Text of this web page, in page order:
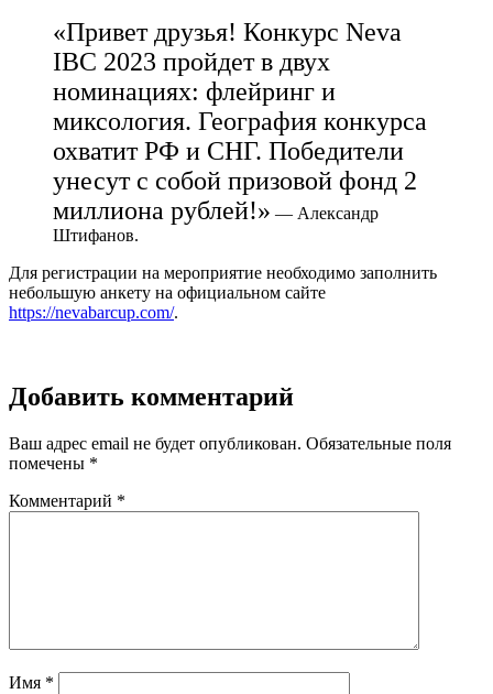
«Привет друзья! Конкурс Neva
IBC 2023 пройдет в двух
номинациях: флейринг и
миксология. География конкурса
охватит РФ и СНГ. Победители
унесут с собой призовой фонд 2
миллиона рублей!» — Александр
Штифанов.
Для регистрации на мероприятие необходимо заполнить
небольшую анкету на официальном сайте
https://nevabarcup.com/.
Добавить комментарий
Ваш адрес email не будет опубликован. Обязательные поля
помечены *
Комментарий *
Имя *